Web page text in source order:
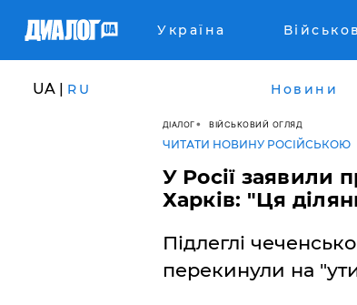
Україна
UA | RU Новини
ДІАЛОГ ВІЙСЬКОВИЙ ОГЛЯД
ЧИТАТИ НОВИНУ РОСІЙСЬКОЮ
У Росії заявили
Харків: "Ця
Підлеглі
перекинули на